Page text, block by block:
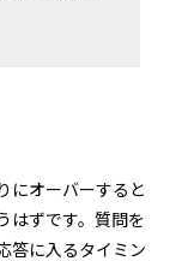
にオーバーすると
はずです。質問を
答に入るタイミン